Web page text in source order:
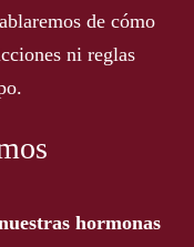
de cómo
ni reglas
hormonas